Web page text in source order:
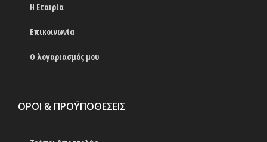
Η Εταιρία
Επικοινωνία
Ο λογαριασμός μου
ΟΡΟΙ & ΠΡΟΫΠΟΘΕΣΕΙΣ